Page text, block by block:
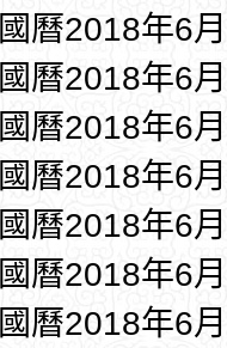
國曆2018年6
國曆2018年6
國曆2018年6
國曆2018年6
國曆2018年6
國曆2018年6
國曆2018年6